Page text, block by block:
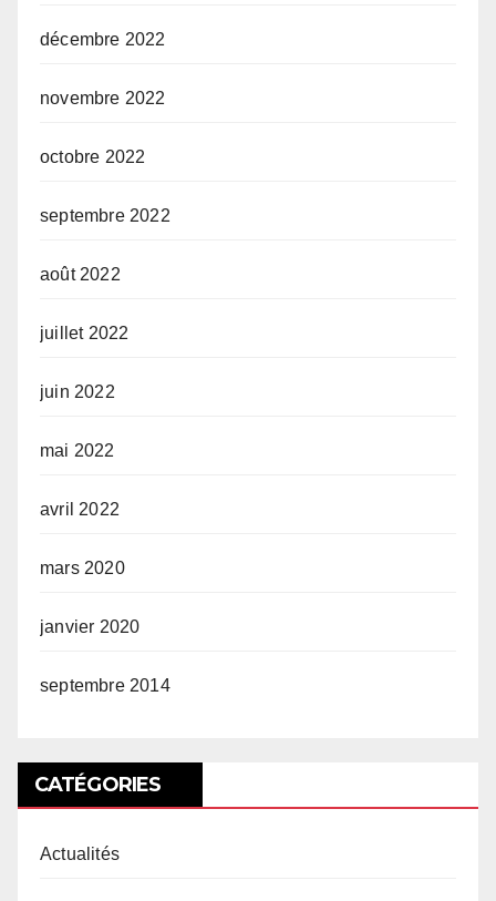
décembre 2022
novembre 2022
octobre 2022
septembre 2022
août 2022
juillet 2022
juin 2022
mai 2022
avril 2022
mars 2020
janvier 2020
septembre 2014
CATÉGORIES
Actualités